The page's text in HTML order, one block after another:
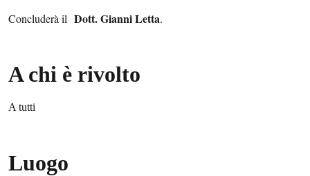
Concluderà il Dott. Gianni Letta.
A chi è rivolto
A tutti
Luogo